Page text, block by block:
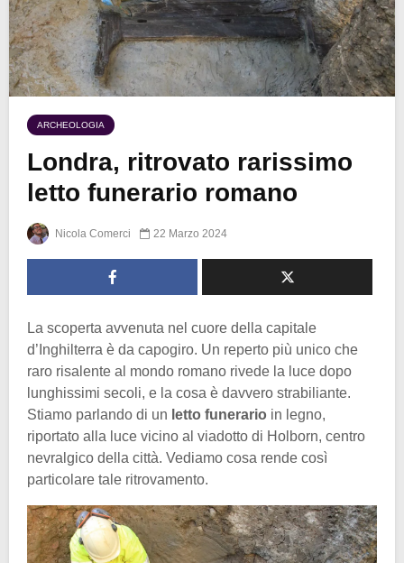
ARCHEOLOGIA
Londra, ritrovato rarissimo
letto funerario romano
Nicola Comerci 22 Marzo 2024
La scoperta avvenuta nel cuore della capitale
d’Inghilterra è da capogiro. Un reperto più unico che
raro risalente al mondo romano rivede la luce dopo
lunghissimi secoli, e la cosa è davvero strabiliante.
Stiamo parlando di un letto funerario in legno,
riportato alla luce vicino al viadotto di Holborn, centro
nevralgico della città. Vediamo cosa rende così
particolare tale ritrovamento.